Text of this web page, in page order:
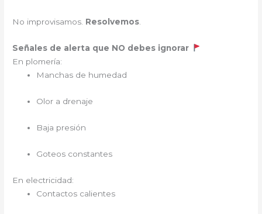
No improvisamos. Resolvemos
Señales de alerta que NO debes ignorar
En plomería:
Manchas de humedad
Olor a drenaje
Baja presión
Goteos constantes
En electricidad:
Contactos calientes